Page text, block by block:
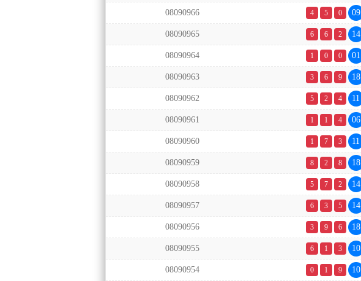
08090966 4 5 0 09
08090965 6 6 2 14
08090964 1 0 0 01
08090963 3 6 9 18
08090962 5 2 4 11
08090961 1 1 4 06
08090960 1 7 3 11
08090959 8 2 8 18
08090958 5 7 2 14
08090957 6 3 5 14
08090956 3 9 6 18
08090955 6 1 3 10
08090954 0 1 9 10